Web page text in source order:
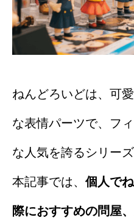
ねんどろいどは、可
な表情パーツで、フ
な人気を誇るシリーズ
本記事では、 個人で
際におすすめの問屋